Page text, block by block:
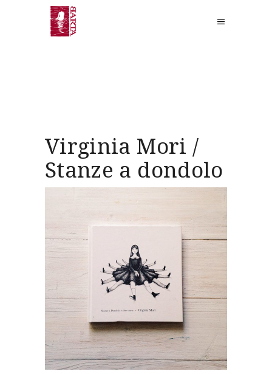
Virginia Mori /
Stanze a dondolo